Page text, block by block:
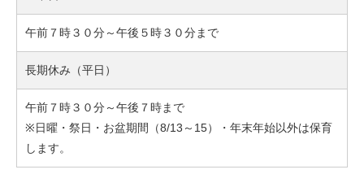
午前７時３０分～午後５時３０分まで
長期休み（平日）
午前７時３０分～午後７時まで
※日曜・祭日・お盆期間（8/13～15）・年末年始以外は保育
します。